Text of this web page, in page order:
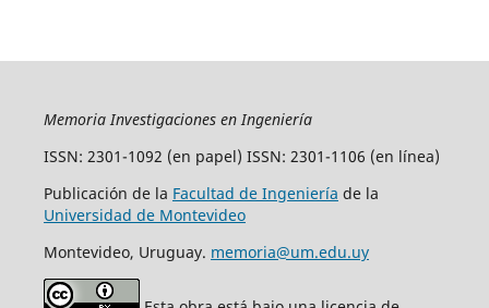
Memoria Investigaciones en Ingeniería
ISSN: 2301-1092 (en papel) ISSN: 2301-1106 (en línea)
Publicación de la Facultad de Ingeniería de la
Universidad de Montevideo
Montevideo, Uruguay. memoria@um.edu.uy